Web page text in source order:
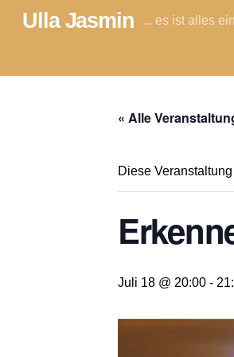
Ulla Jasmin ... es ist alles
« Alle
Diese
Juli 18 @ 20:00 -